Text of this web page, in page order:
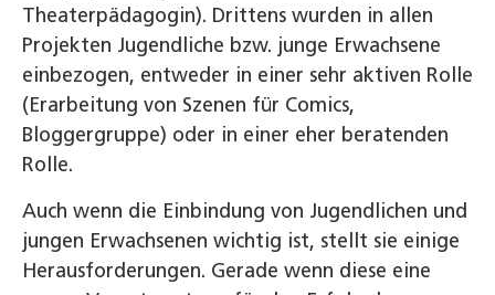
Theaterpädagogin). Drittens wurden in allen
Projekten Jugendliche bzw. junge Erwachsene
einbezogen, entweder in einer sehr aktiven Rolle
(Erarbeitung von Szenen für Comics,
Bloggergruppe) oder in einer eher beratenden
Rolle.
Auch wenn die Einbindung von Jugendlichen und
jungen Erwachsenen wichtig ist, stellt sie einige
Herausforderungen. Gerade wenn diese eine